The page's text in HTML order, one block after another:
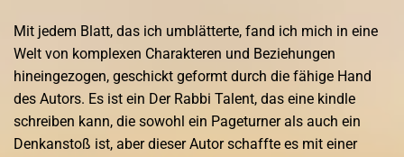
Mit jedem Blatt, das ich umblätterte, fand ich mich in eine
Welt von komplexen Charakteren und Beziehungen
hineingezogen, geschickt geformt durch die fähige Hand
des Autors. Es ist ein Der Rabbi Talent, das eine kindle
schreiben kann, die sowohl ein Pageturner als auch ein
Denkanstoß ist, aber dieser Autor schaffte es mit einer